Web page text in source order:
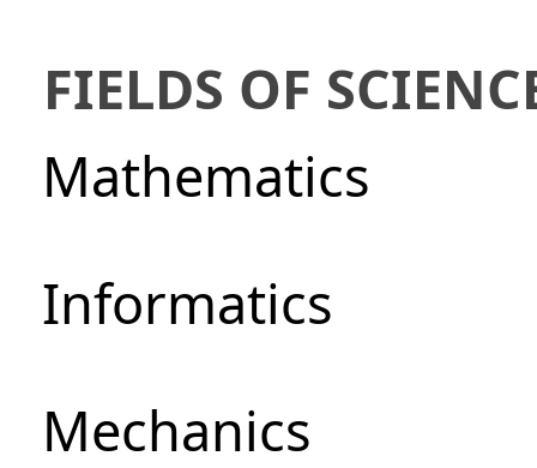
FIELDS OF
Mathematics
Informatics
Mechanics